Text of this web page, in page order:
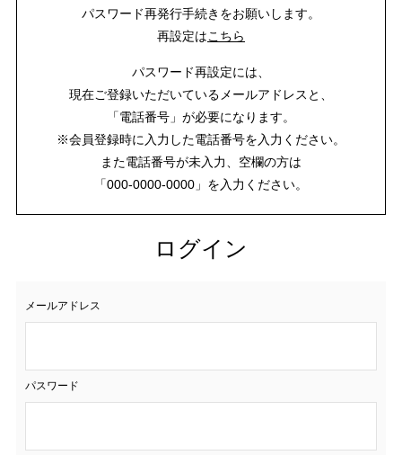
パスワード再発行手続きをお願いします。
再設定はこちら
パスワード再設定には、
現在ご登録いただいているメールアドレスと、
「電話番号」が必要になります。
※会員登録時に入力した電話番号を入力ください。
また電話番号が未入力、空欄の方は
「000-0000-0000」を入力ください。
ログイン
メールアドレス
パスワード